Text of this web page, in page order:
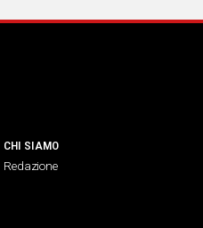
CHI SIAMO
Redazione